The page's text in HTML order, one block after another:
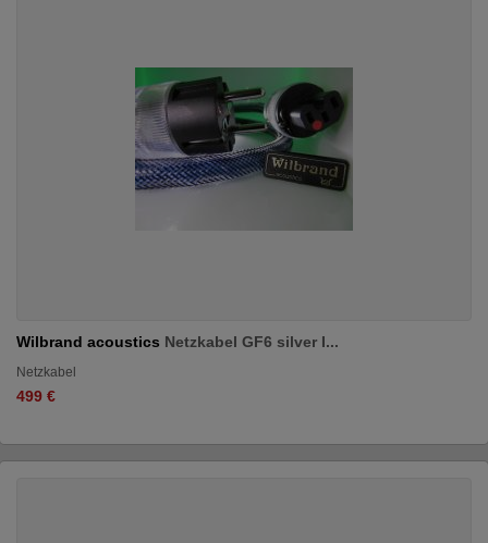
Wilbrand acoustics Netzkabel GF6 silver I...
Netzkabel
499 €